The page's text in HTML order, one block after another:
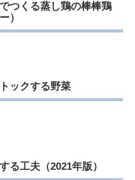
つくる蒸し鶏の棒棒鶏
）
ックする野菜
る工夫（2021年版）